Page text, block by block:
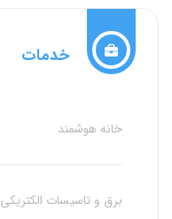
خدمات
خانه هوشمند
برق و تاسیسات الکتریکی